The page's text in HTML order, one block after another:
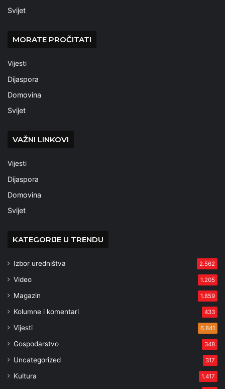
Svijet
MORATE PROČITATI
Vijesti
Dijaspora
Domovina
Svijet
VAŽNI LINKOVI
Vijesti
Dijaspora
Domovina
Svijet
KATEGORIJE U TRENDU
Izbor uredništva 2.562
Video 1.205
Magazin 1.859
Kolumne i komentari 433
Vijesti 6.841
Gospodarstvo 348
Uncategorized 317
Kultura 1.417